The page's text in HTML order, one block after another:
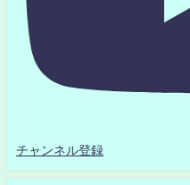
チャンネル登録